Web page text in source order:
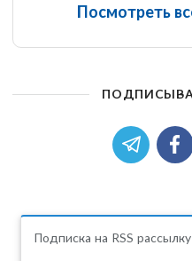
Посмотреть
Подписка на RSS рассылку